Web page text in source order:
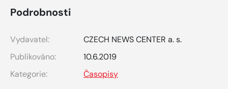
Podrobnosti
Vydavatel:
CZECH NEWS CENTER a. s.
Publikováno:
10.6.2019
Kategorie:
Časopisy